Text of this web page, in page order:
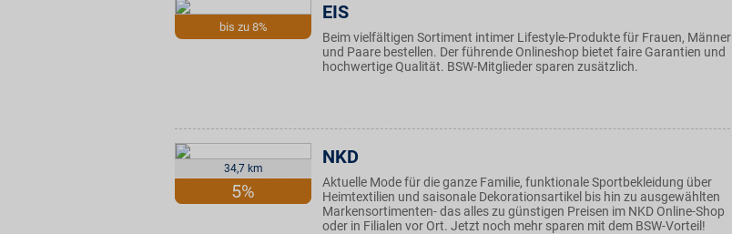
bis zu 8%
EIS
Beim vielfältigen Sortiment intimer Lifestyle-Produkte für Frauen, Männer
und Paare bestellen. Der führende Onlineshop bietet faire Garantien und
hochwertige Qualität. BSW-Mitglieder sparen zusätzlich.
34,7 km
5%
NKD
Aktuelle Mode für die ganze Familie, funktionale Sportbekleidung über
Heimtextilien und saisonale Dekorationsartikel bis hin zu ausgewählten
Markensortimenten- das alles zu günstigen Preisen im NKD Online-Shop
oder in Filialen vor Ort. Jetzt noch mehr sparen mit dem BSW-Vorteil!